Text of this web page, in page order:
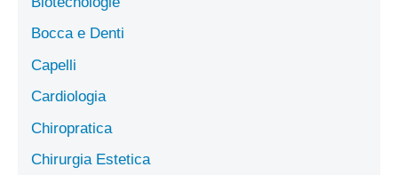
Bocca e Denti
Capelli
Cardiologia
Chiropratica
Chirurgia Estetica